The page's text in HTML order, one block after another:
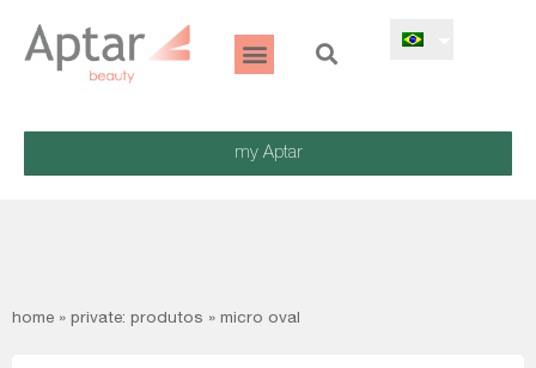
my Aptar
home » private: produtos » micro oval